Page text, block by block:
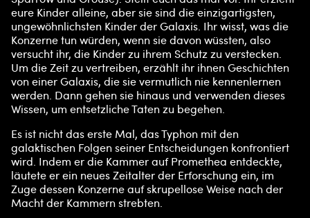
eure Kinder alleine, aber sie sind die einzigartigsten,
ungewöhnlichsten Kinder der Galaxis. Ihr wisst, was die
Konzerne tun würden, wenn sie davon wüssten, also
versucht ihr, die Kinder zu ihrem Schutz zu verstecken.
Um die Zeit zu vertreiben, erzählt ihr ihnen Geschichten
von einer Galaxis, die sie vermutlich nie kennenlernen
werden. Dann gehen sie hinaus und verwenden dieses
Wissen, um entsetzliche Taten zu begehen.
Es ist nicht das erste Mal, das Typhon mit den
galaktischen Folgen seiner Entscheidungen konfrontiert
wird. Indem er die Kammer auf Promethea entdeckte,
läutete er ein neues Zeitalter der Erforschung ein, im
Zuge dessen Konzerne auf skrupellose Weise nach der
Macht der Kammern strebten.